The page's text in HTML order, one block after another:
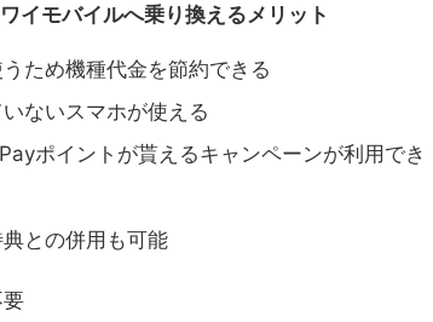
イモバイルへ乗り換えるメリット
ため機種代金を節約できる
ないスマホが使える
ポイントが貰えるキャンペーンが利用でき
との併用も可能